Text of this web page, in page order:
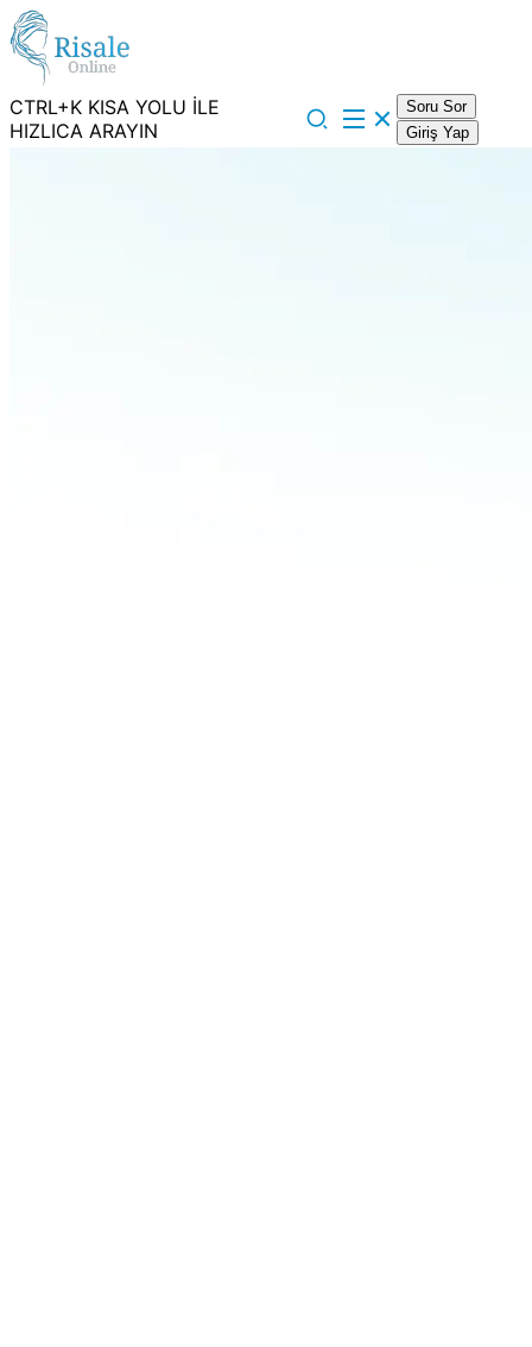
CTRL+K KISA YOLU İLE
HIZLICA ARAYIN
Soru Sor
Giriş Yap